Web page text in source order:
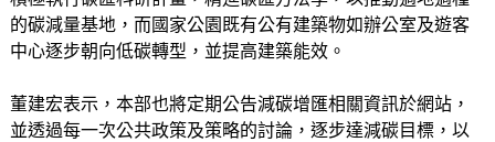
的碳減量基地，而國家公園既有公有建築物如辦公室及遊客
中心逐步朝向低碳轉型，並提高建築能效。
董建宏表示，本部也將定期公告減碳增匯相關資訊於網站，
並透過每一次公共政策及策略的討論，逐步達減碳目標，以